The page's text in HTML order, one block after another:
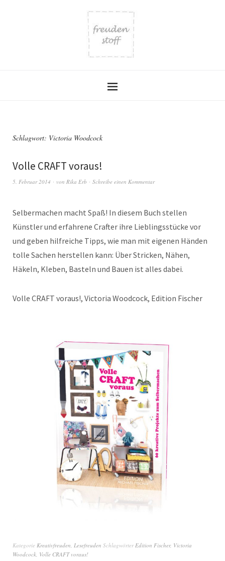
Schlagwort: Victoria Woodcock
Volle CRAFT voraus!
5. Februar 2014 von Rika Erb Schreibe einen Kommentar
Selbermachen macht Spaß! In diesem Buch stellen
Künstler und erfahrene Crafter ihre Lieblingsstücke vor
und geben hilfreiche Tipps, wie man mit eigenen Händen
tolle Sachen herstellen kann: Über Stricken, Nähen,
Häkeln, Kleben, Basteln und Bauen ist alles dabei.
Volle CRAFT voraus!, Victoria Woodcock, Edition Fischer
Kategorie Kreativfreuden Lesefreuden Schlagwörter Edition Fischer, Victoria
Woodcock Volle CRAFT voraus!